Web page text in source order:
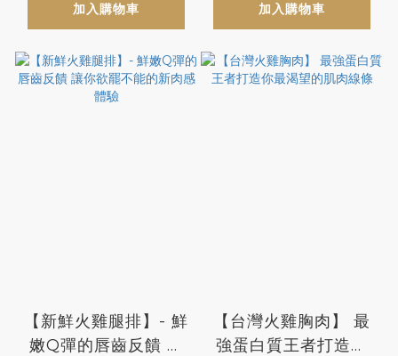
加入購物車 加入購物車
【新鮮火雞腿排】- 鮮
嫩Q彈的唇齒反饋 讓
【台灣火雞胸肉】 最
強蛋白質王者打造你